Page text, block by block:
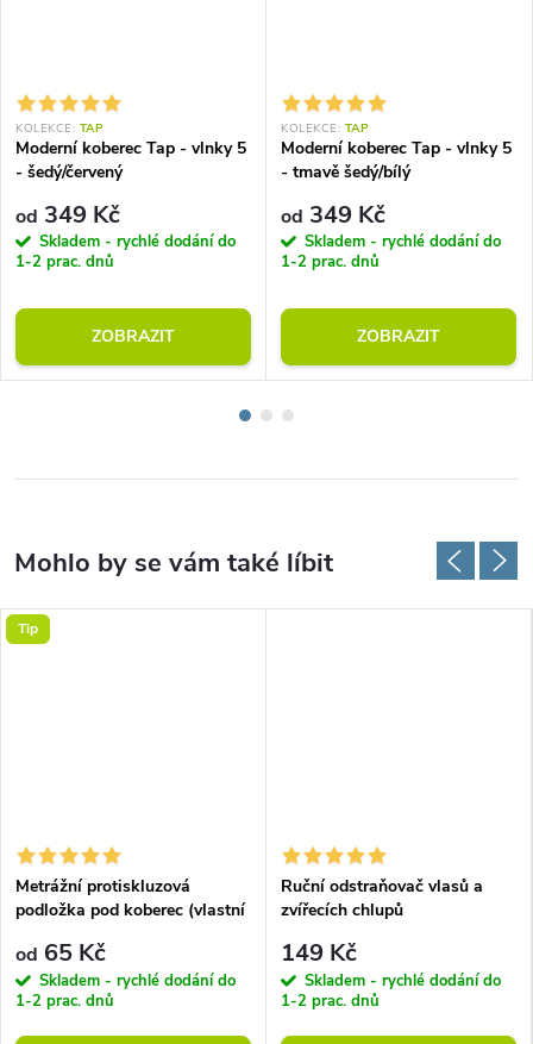
KOLEKCE: TAP
Moderní koberec Tap - vlnky 5
- šedý/červený
od 349 Kč
Skladem - rychlé dodání do
1-2 prac. dnů
ZOBRAZIT
KOLEKCE: TAP
Moderní koberec Tap - vlnky 5
- tmavě šedý/bílý
od 349 Kč
Skladem - rychlé dodání do
1-2 prac. dnů
ZOBRAZIT
Tip
Metrážní protiskluzová
podložka pod koberec (vlastní
od 65 Kč
Skladem - rychlé dodání do
1-2 prac. dnů
Ruční odstraňovač vlasů a
zvířecích chlupů
149 Kč
Skladem - rychlé dodání do
1-2 prac. dnů